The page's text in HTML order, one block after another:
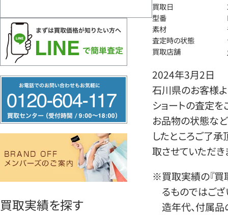
リ
ー
ヤ
買取実績を探す
買取日
型番
素材
査定時の状態
買取店舗
2024年3月2日
石川県のお客様よ
ショートの査定を
お品物の状態など
したところご了
取させていただき
※買取実績の『買
るものではござ
造年代、付属品